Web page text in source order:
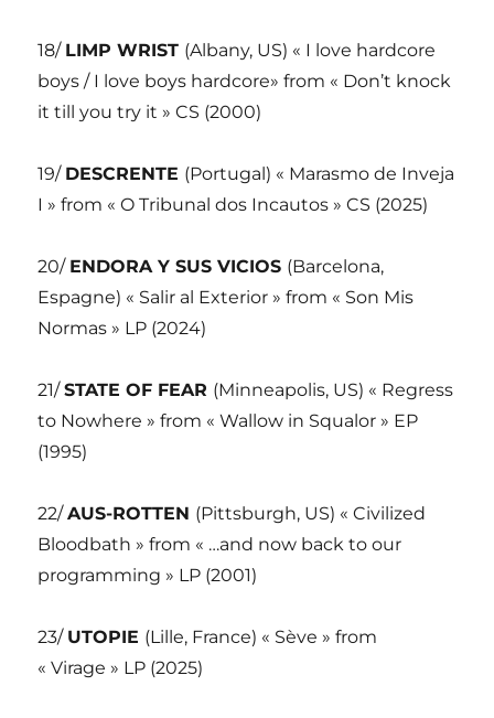
18/ LIMP WRIST (Albany, US) « I love hardcore
boys / I love boys hardcore» from « Don’t knock
it till you try it » CS (2000)
19/ DESCRENTE (Portugal) « Marasmo de Inveja
I » from « O Tribunal dos Incautos » CS (2025)
20/ ENDORA Y SUS VICIOS (Barcelona,
Espagne) « Salir al Exterior » from « Son Mis
Normas » LP (2024)
21/STATE OF FEAR (Minneapolis, US) « Regress
to Nowhere » from « Wallow in Squalor » EP
(1995)
22/AUS-ROTTEN (Pittsburgh, US) « Civilized
Bloodbath » from « …and now back to our
programming » LP (2001)
23/ UTOPIE (Lille, France) « Sève » from
« Virage » LP (2025)